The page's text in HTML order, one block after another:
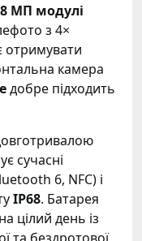
МП модулі
з 4×
камера
добре підходить
сучасні
6, NFC) і
IP68. Батарея
цілий день із